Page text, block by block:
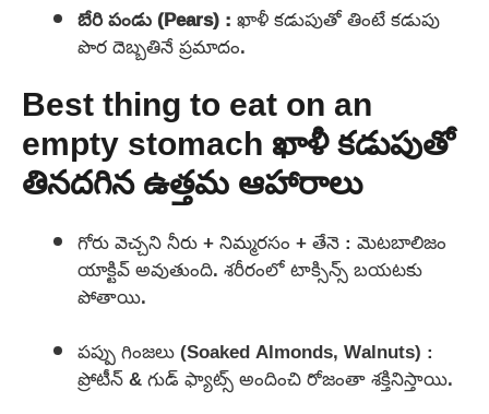
బేరి పండు (Pears) :ఖాళీ కడుపుతో తింటే కడుపు
పొర దెబ్బతినే ప్రమాదం.
Best thing to eat on an
empty stomach ఖాళీ కడుపుతో
తినదగిన ఉత్తమ ఆహారాలు
గోరు వెచ్చని నీరు + నిమ్మరసం + తేనె : మెటబాలిజం
యాక్టివ్ అవుతుంది. శరీరంలో టాక్సిన్స్ బయటకు
పోతాయి.
పప్పు గింజలు (Soaked Almonds, Walnuts) :
ప్రోటీన్ & గుడ్ ఫ్యాట్స్ అందించి రోజంతా శక్తినిస్తాయి.